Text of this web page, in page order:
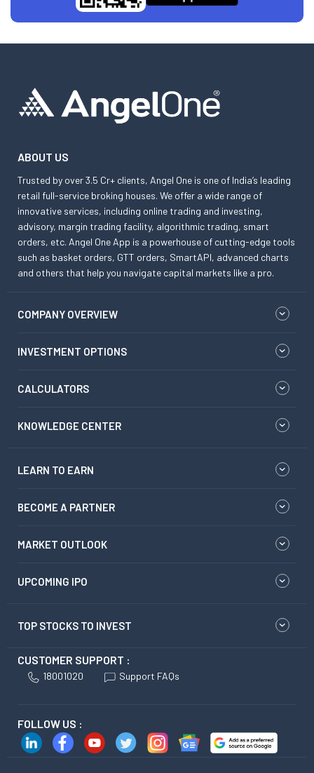
ABOUT US
Trusted by over 3.5 Cr+ clients, Angel One is one of India’s leading
retail full-service broking houses. We offer a wide range of
innovative services, including online trading and investing,
advisory, margin trading facility, algorithmic trading, smart
orders, etc. Angel One App is a powerhouse of cutting-edge tools
such as basket orders, GTT orders, SmartAPI, advanced charts
and others that help you navigate capital markets like a pro.
COMPANY OVERVIEW
INVESTMENT OPTIONS
CALCULATORS
KNOWLEDGE CENTER
LEARN TO EARN
BECOME A PARTNER
MARKET OUTLOOK
UPCOMING IPO
TOP STOCKS TO INVEST
CUSTOMER SUPPORT :
18001020 Support FAQs
FOLLOW US :